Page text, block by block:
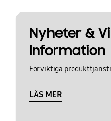
Nyheter &
Information
För viktiga
LÄS MER